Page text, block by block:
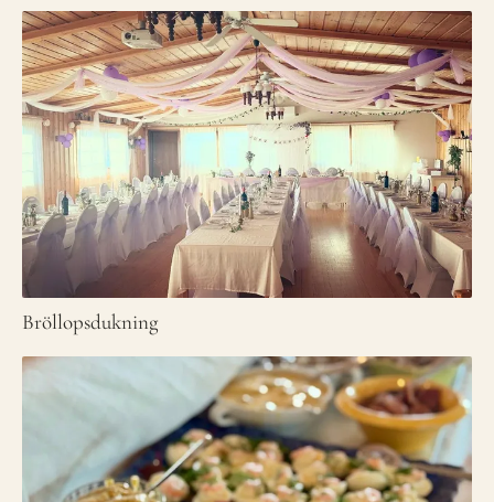
Bröllopsdukning